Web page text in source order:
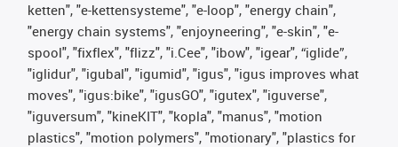
ketten", "e-kettensysteme", "e-loop", "energy chain",
"energy chain systems", "enjoyneering", "e-skin", "e-
spool", "fixflex", "flizz", "i.Cee", "ibow", "igear", “iglide”,
"iglidur", "igubal", "igumid", "igus", "igus improves what
moves", "igus:bike", "igusGO", "igutex", "iguverse",
"iguversum", "kineKIT", "kopla", "manus", "motion
plastics", "motion polymers", "motionary", "plastics for